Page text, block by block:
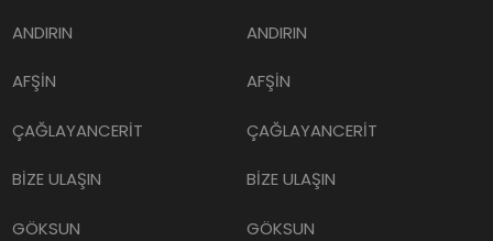
ANDIRIN
AFŞİN
ÇAĞLAYANCERİT
BİZE ULAŞIN
GÖKSUN
ANDIRIN
AFŞİN
ÇAĞLAYANCERİT
BİZE ULAŞIN
GÖKSUN